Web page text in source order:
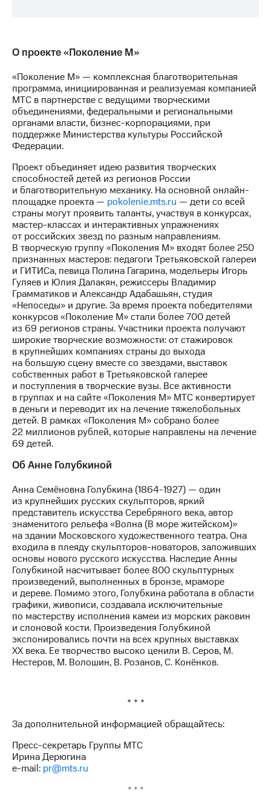
О проекте «Поколение М»
«Поколение М» — комплексная благотворительная
программа, инициированная и реализуемая компанией
МТС в партнерстве с ведущими творческими
объединениями, федеральными и региональными
органами власти, бизнес-корпорациями, при
поддержке Министерства культуры Российской
Федерации.
Проект объединяет идею развития творческих
способностей детей из регионов России
и благотворительную механику. На основной онлайн-
площадке проекта — pokolenie.mts.ru — дети со всей
страны могут проявить таланты, участвуя в конкурсах,
мастер-классах и интерактивных упражнениях
от российских звезд по разным направлениям.
В творческую группу «Поколения М» входят более 250
признанных мастеров: педагоги Третьяковской галереи
и ГИТИСа, певица Полина Гагарина, модельеры Игорь
Гуляев и Юлия Далакян, режиссеры Владимир
Грамматиков и Александр Адабашьян, студия
«Непоседы» и другие. За время проекта победителями
конкурсов «Поколение М» стали более 700 детей
из 69 регионов страны. Участники проекта получают
широкие творческие возможности: от стажировок
в крупнейших компаниях страны до выхода
на большую сцену вместе со звездами, выставок
собственных работ в Третьяковской галерее
и поступления в творческие вузы. Все активности
в группах и на сайте «Поколения М» МТС конвертирует
в деньги и переводит их на лечение тяжелобольных
детей. В рамках «Поколения М» собрано более
22 миллионов рублей, которые направлены на лечение
69 детей.
Об Анне Голубкиной
Анна Семёновна Голубкина (1864-1927) — один
из крупнейших русских скульпторов, яркий
представитель искусства Серебряного века, автор
знаменитого рельефа «Волна (В море житейском)»
на здании Московского художественного театра. Она
входила в плеяду скульпторов-новаторов, заложивших
основы нового русского искусства. Наследие Анны
Голубкиной насчитывает более 800 скульптурных
произведений, выполненных в бронзе, мраморе
и дереве. Помимо этого, Голубкина работала в области
графики, живописи, создавала исключительные
по мастерству исполнения камеи из морских раковин
и слоновой кости. Произведения Голубкиной
экспонировались почти на всех крупных выставках
XX века. Ее творчество высоко ценили В. Серов, М.
Нестеров, М. Волошин, В. Розанов, С. Конёнков.
* * *
За дополнительной информацией обращайтесь:
Пресс-секретарь Группы МТС
Ирина Дерюгина
e-mail: pr@mts.ru
* * *